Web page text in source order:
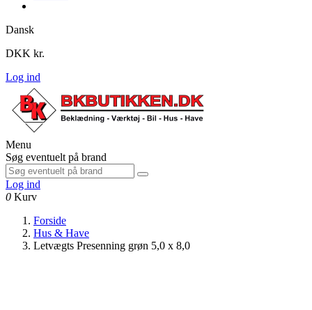
Dansk
DKK kr.
Log ind
Menu
Søg eventuelt på brand
Log ind
0 Kurv
Forside
Hus & Have
Letvægts Presenning grøn 5,0 x 8,0